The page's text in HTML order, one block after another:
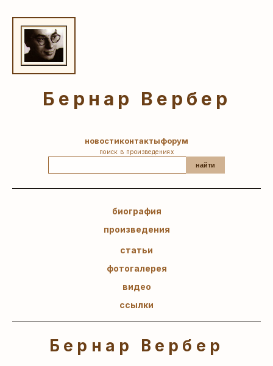
Бернар Вербер
новостиконтактыфорум
поиск в произведениях
найти
биография
произведения
статьи
фотогалерея
видео
ссылки
Бернар Вербер